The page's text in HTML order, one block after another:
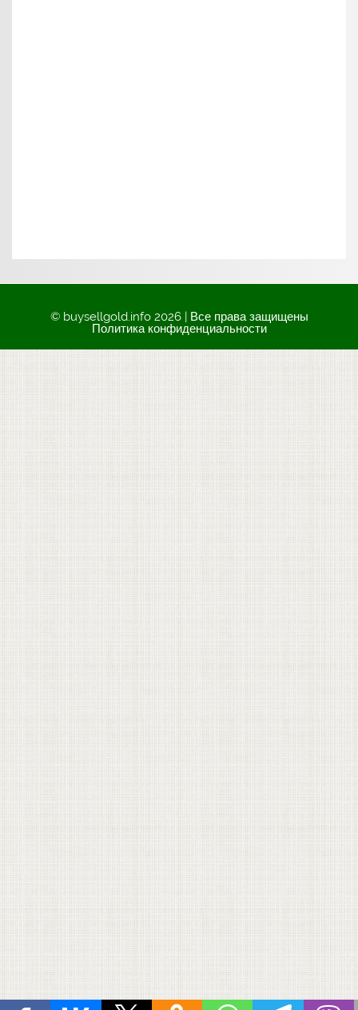
© buysellgold.info 2026 | Все права защищены
Политика конфиденциальности